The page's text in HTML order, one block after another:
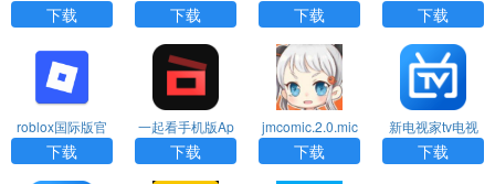
下载
下载2026
下载
本
下载
方版下载
下载
roblox国际版官
网版入口
下载
一起看手机版Ap
p下载安装免费版
下载
jmcomic.2.0.mic
传送门1.7.2
下载
新电视家tv电视
直播最新版
下载